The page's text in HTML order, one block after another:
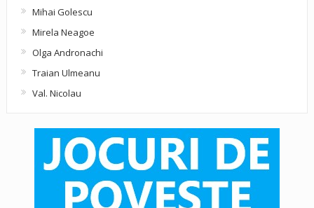
Mihai Golescu
Mirela Neagoe
Olga Andronachi
Traian Ulmeanu
Val. Nicolau